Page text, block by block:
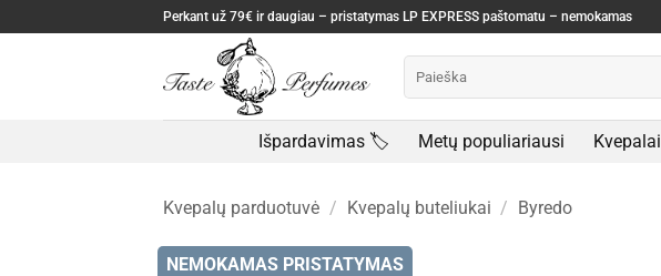
to
Perkant už 79€ ir daugiau – pristatymas LP EXPRESS paštomatu – nemokamas
Išpardavimas 🏷️ Metų populiariausi Kvepalai
Kvepalų parduotuvė / Kvepalų buteliukai / Byredo
NEMOKAMAS PRISTATYMAS